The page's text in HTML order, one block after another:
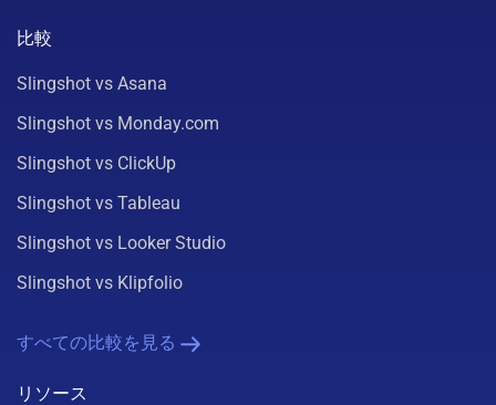
比較
Slingshot vs Asana
Slingshot vs Monday.com
Slingshot vs ClickUp
Slingshot vs Tableau
Slingshot vs Looker Studio
Slingshot vs Klipfolio
すべての比較を見る
リソース